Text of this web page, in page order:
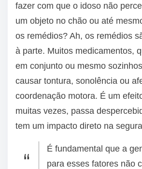
fazer com que o idoso não
um objeto no chão ou até
os remédios? Ah, os remédios
à parte. Muitos medicamentos,
em conjunto ou mesmo
causar tontura, sonolência ou
coordenação motora. É um
muitas vezes, passa
tem um impacto direto na
É fundamental que a
para esses fatores não